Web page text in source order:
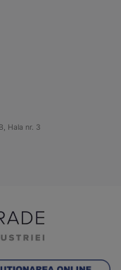
Hala nr. 3